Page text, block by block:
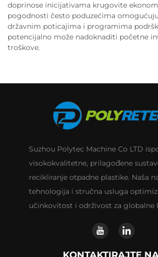
doprinose inicijativama krugovite
pogodnosti često poduzećima
državnim poticajima i programima
potencijalno može nadoknaditi početne
troškove.
Suzhou Polytec Machine Co LTD
visokokvalitetne, prilagođene
recikliranje otpadne plastike. Naša
tehnologija i stručna usluga
učinkovitost i održivost za globalne